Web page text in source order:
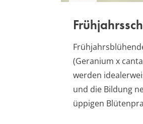
(Geranium x
werden
und die Bildung
üppigen